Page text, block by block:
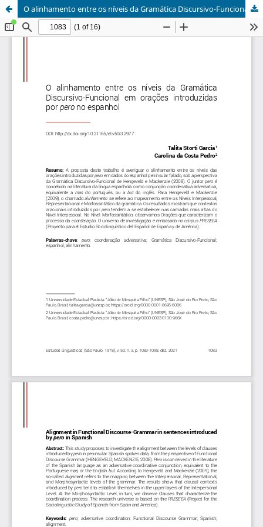
O alinhamento entre os níveis da Gramática Discursivo-Funcional em orações introduzidas por pero no espanhol